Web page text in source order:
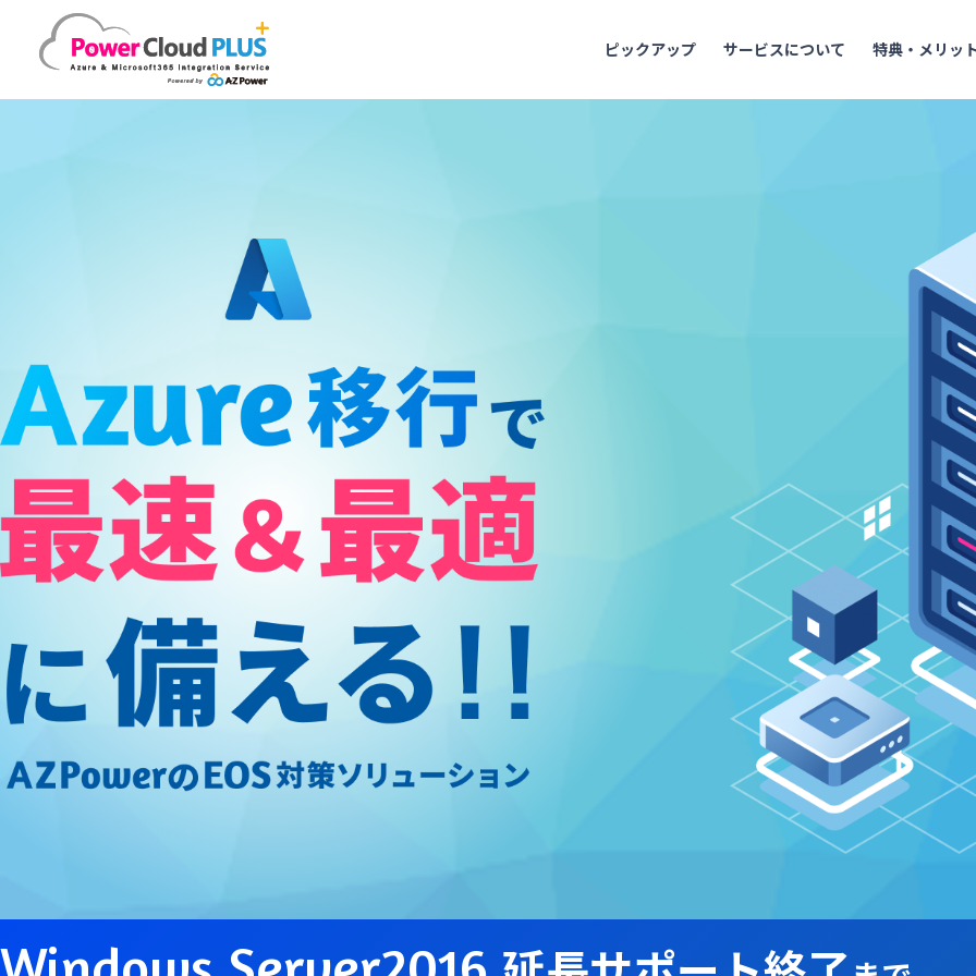
ピックアップ サービスについて 特典・メリッ